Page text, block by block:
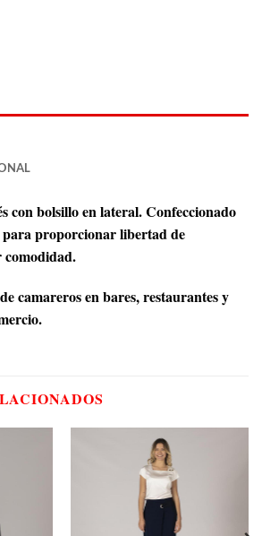
con bolsillo en lateral. Confeccionado
proporcionar libertad de
comodidad.
camareros en bares, restaurantes y